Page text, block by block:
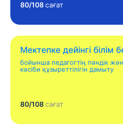
80/108сағат
Мектепке дейінгі білім
бойынша педагогтің пәндік
кәсіби құзыреттілігін дамыту
80/108сағат